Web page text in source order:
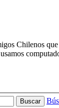
Chilenos
Buscar